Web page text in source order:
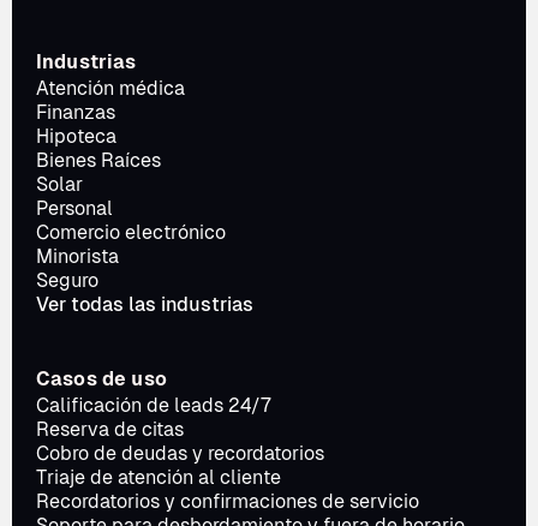
Industrias
Atención médica
Finanzas
Hipoteca
Bienes Raíces
Solar
Personal
Comercio electrónico
Minorista
Seguro
Ver todas las industrias
Casos de uso
Calificación de leads 24/7
Reserva de citas
Cobro de deudas y recordatorios
Triaje de atención al cliente
Recordatorios y confirmaciones de servicio